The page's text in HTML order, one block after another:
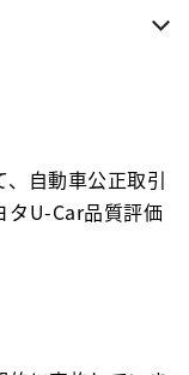
自動車公正取引
タU-Car品質評価